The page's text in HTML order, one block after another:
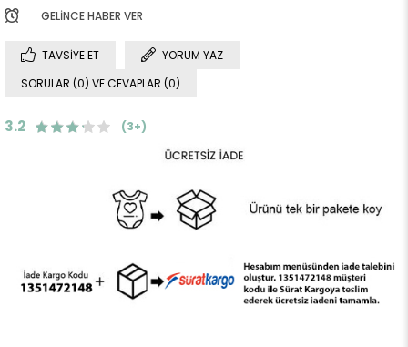
GELINCE HABER VER
TAVSIYE ET
YORUM YAZ
SORULAR (0) VE CEVAPLAR (0)
3.2 (3+)